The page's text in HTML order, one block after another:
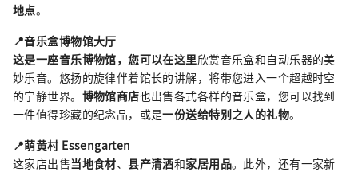
地点。
📍音乐盒博物馆大厅
这是一座音乐博物馆，您可以在这里欣赏音乐盒和自动乐器的美
妙乐音。悠扬的旋律伴着馆长的讲解，将带您进入一个超越时空
的宁静世界。 博物馆商店也出售各式各样的音乐盒，您可以找到
一件值得珍藏的纪念品，或是一份送给特别之人的礼物。
📍萌黄村 Essengarten
这家店出售当地食材、县产清酒和家居用品。此外，还有一家新